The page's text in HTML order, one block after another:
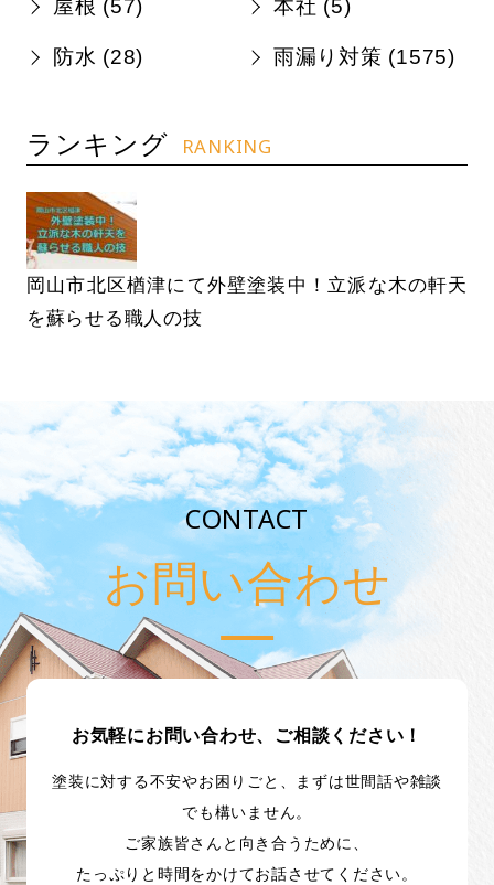
屋根 (57) 本社 (5)
防水 (28) 雨漏り対策 (1575)
ランキング RANKING
岡山市北区楢津にて外壁塗装中！立派な木の軒天
を蘇らせる職人の技
CONTACT
お問い合わせ
お気軽にお問い合わせ、ご相談ください！
塗装に対する不安やお困りごと、まずは世間話や雑談
でも構いません。
ご家族皆さんと向き合うために、
たっぷりと時間をかけてお話させてください。